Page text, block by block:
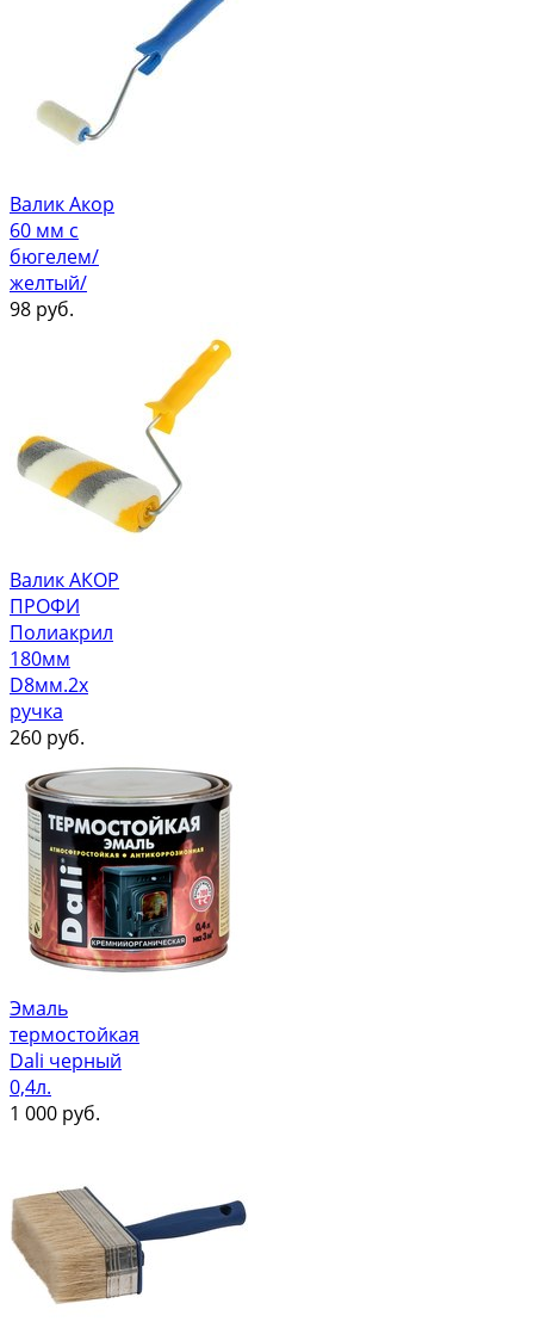
Валик Акор
60 мм с
бюгелем/
желтый/
98 руб.
Валик АКОР
ПРОФИ
Полиакрил
180мм
D8мм.2х
ручка
260 руб.
Эмаль
термостойкая
Dali черный
0,4л.
1 000 руб.